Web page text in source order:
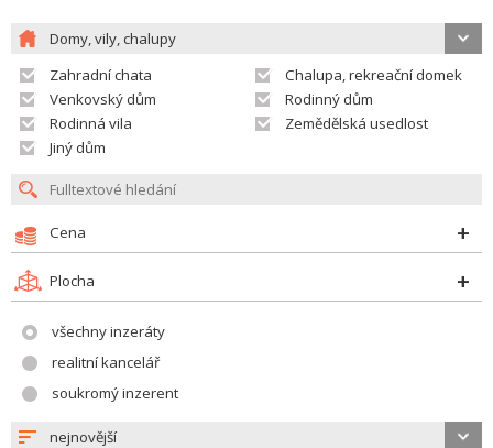
Domy, vily, chalupy
Zahradní chata
Chalupa, rekreační domek
Venkovský dům
Rodinný dům
Rodinná vila
Zemědělská usedlost
Jiný dům
Cena
Plocha
všechny inzeráty
realitní kancelář
soukromý inzerent
nejnovější